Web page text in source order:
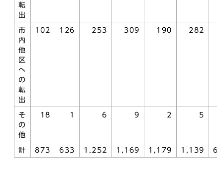
転
出
市
内
他
区
へ
の
転
出
102 126 253 309 190 282
そ
の
他
18 1 6 9 2 5
計 873 633 1,252 1,169 1,179 1,139